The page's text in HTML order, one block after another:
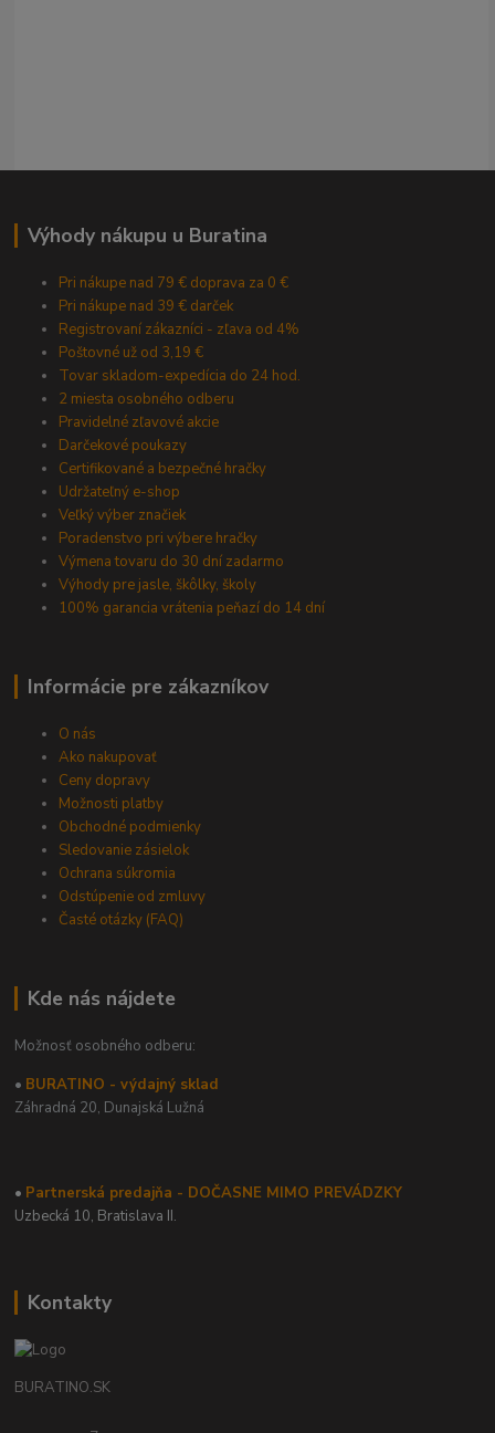
Výhody nákupu u Buratina
Pri nákupe nad 79 € doprava za 0 €
Pri nákupe nad 39 € darček
Registrovaní zákazníci - zľava od 4%
Poštovné už od 3,19 €
Tovar skladom-expedícia do 24 hod.
2 miesta osobného odberu
Pravidelné zľavové akcie
Darčekové poukazy
Certifikované a bezpečné hračky
Udržateľný e-shop
Veľký výber značiek
Poradenstvo pri výbere hračky
Výmena tovaru do 30 dní zadarmo
Výhody pre jasle, škôlky, školy
100% garancia vrátenia peňazí do 14 dní
Informácie pre zákazníkov
O nás
Ako nakupovať
Ceny dopravy
Možnosti platby
Obchodné podmienky
Sledovanie zásielok
Ochrana súkromia
Odstúpenie od zmluvy
Časté otázky (FAQ)
Kde nás nájdete
Možnosť osobného odberu:
• BURATINO - výdajný sklad
Záhradná 20, Dunajská Lužná
• Partnerská predajňa - DOČASNE MIMO PREVÁDZKY
Uzbecká 10, Bratislava II.
Kontakty
BURATINO.SK